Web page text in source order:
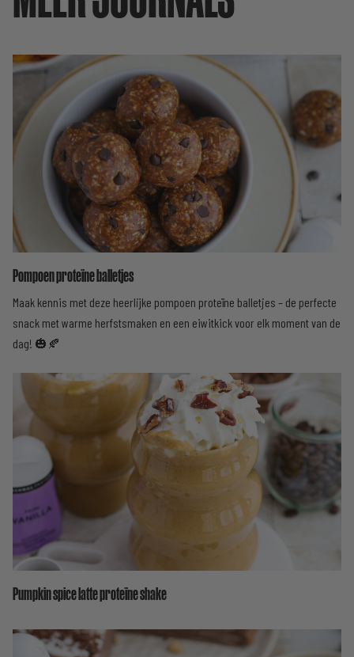
Pompoen proteïne balletjes
Maak kennis met deze heerlijke pompoen proteïne balletjes – de perfecte
snack met warme herfstsmaken en een eiwitkick voor elk moment van de
dag! 🎃🍂
Pumpkin spice latte proteïne shake